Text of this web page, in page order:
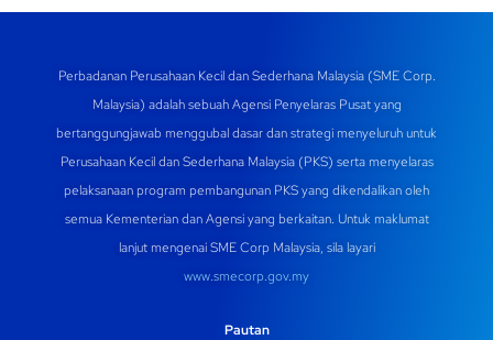
Perbadanan Perusahaan Kecil dan Sederhana Malaysia (SME Corp.
Malaysia) adalah sebuah Agensi Penyelaras Pusat yang
bertanggungjawab menggubal dasar dan strategi menyeluruh untuk
Perusahaan Kecil dan Sederhana Malaysia (PKS) serta menyelaras
pelaksanaan program pembangunan PKS yang dikendalikan oleh
semua Kementerian dan Agensi yang berkaitan. Untuk maklumat
lanjut mengenai SME Corp Malaysia, sila layari
www.smecorp.gov.my
Pautan